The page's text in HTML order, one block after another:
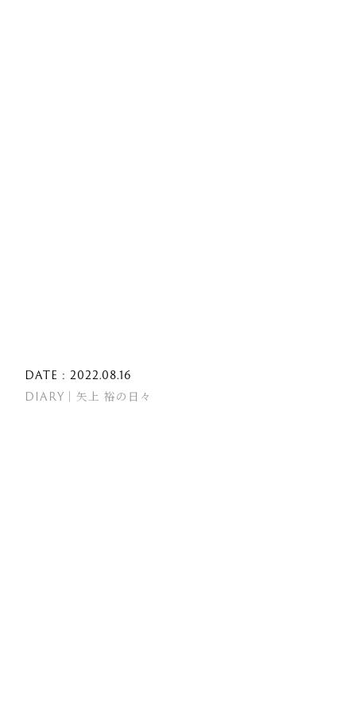
DATE : 2022.08.16
DIARY｜矢上 裕の日々